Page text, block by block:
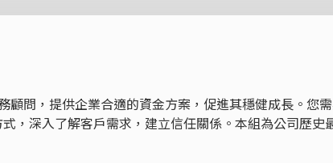
顧問，提供企業合適的資金方案，促進其穩健成長。您
，深入了解客戶需求，建立信任關係。本組為公司歷史